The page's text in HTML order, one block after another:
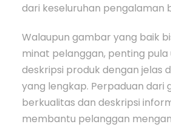
dari keseluruhan pengalaman
Walaupun gambar yang baik
minat pelanggan, penting
deskripsi produk dengan jelas
yang lengkap. Perpaduan dari
berkualitas dan deskripsi
membantu pelanggan